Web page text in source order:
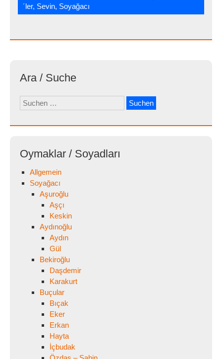
´ler, Sevin, Soyağacı
Ara / Suche
Suchen
nach:
Oymaklar / Soyadları
Allgemein
Soyağacı
Aşuroğlu
Aşçı
Keskin
Aydınoğlu
Aydın
Gül
Bekiroğlu
Daşdemir
Karakurt
Buçular
Bıçak
Eker
Erkan
Hayta
İçbudak